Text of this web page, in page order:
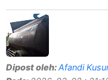
Dipost oleh:Afandi